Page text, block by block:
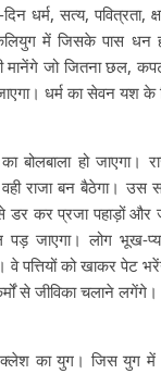
दिन धर्म, सत्य,
में जिसके पास धन
मानेंगे जो जितना छल,
धर्म का सेवन यश के
का बोलबाला हो जाएगा।
वही राजा बन बैठेगा। उस
कर प्रजा पहाड़ों और
जाएगा। लोग भूख-
पत्तियों को खाकर पेट
से जीविका चलाने लगेंगे।
का युग। जिस युग